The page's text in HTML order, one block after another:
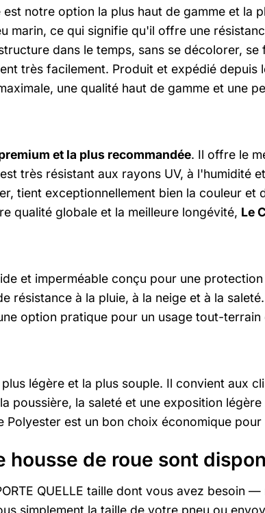
est notre option la plus haut de gamme et
marin, ce qui signifie qu'il offre une
dans le temps, sans se décolorer,
très facilement. Produit et expédié
une qualité haut de gamme et une
et la plus recommandée. Il offre le
très résistant aux rayons UV, à
tient exceptionnellement bien la couleur
qualité globale et la meilleure longévité, Le
et imperméable conçu pour une
résistance à la pluie, à la neige et à la
option pratique pour un usage tout-
légère et la plus souple. Il convient aux
poussière, la saleté et une exposition
Polyester est un bon choix économique
housse de roue sont
QUELLE taille dont vous avez besoin
simplement la taille de votre pneu ou